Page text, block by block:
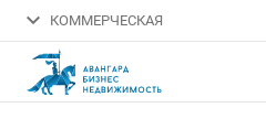
КОММЕРЧЕСКАЯ